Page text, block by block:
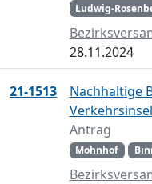
Ludwig-
28.11.2024
21-1513
Nachhaltige
Antrag
Mohnhof